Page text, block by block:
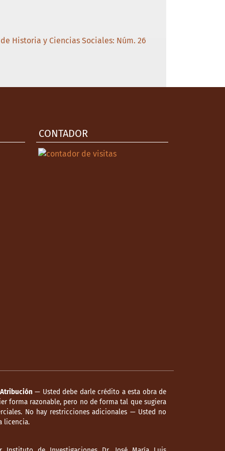
Historia y Ciencias Sociales: Núm. 26
CONTADOR
Atribución — Usted debe darle crédito a esta obra de
forma razonable, pero no de forma tal que sugiera
No hay restricciones adicionales — Usted no
licencia.